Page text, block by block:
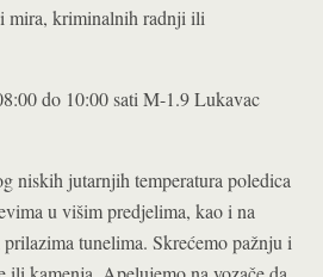
mira, kriminalnih radnji ili
do 10:00 sati M-1.9 Lukavac
niskih jutarnjih temperatura poledica
u višim predjelima, kao i na
tunelima. Skrećemo pažnju i